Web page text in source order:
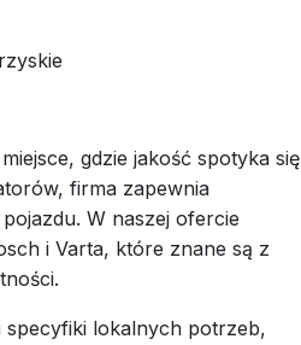
gdzie jakość spotyka się
firma zapewnia
W naszej ofercie
i Varta, które znane są z
specyfiki lokalnych potrzeb,